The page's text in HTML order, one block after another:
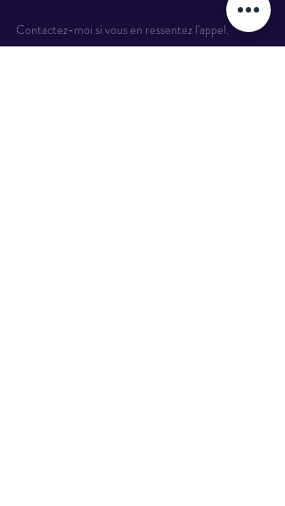
Contactez-moi si vous en ressentez l'appel.